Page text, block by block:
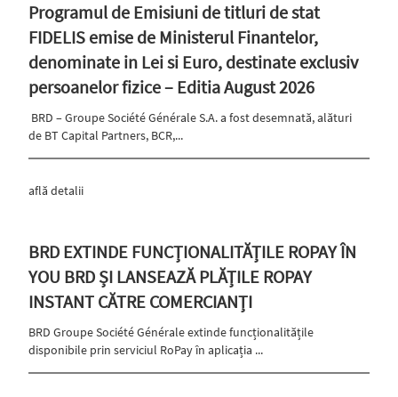
Programul de Emisiuni de titluri de stat
FIDELIS emise de Ministerul Finantelor,
denominate in Lei si Euro, destinate exclusiv
persoanelor fizice – Editia August 2026
BRD – Groupe Société Générale S.A. a fost desemnată, alături
de BT Capital Partners, BCR,...
află detalii
BRD EXTINDE FUNCȚIONALITĂȚILE ROPAY ÎN
YOU BRD ȘI LANSEAZĂ PLĂȚILE ROPAY
INSTANT CĂTRE COMERCIANȚI
BRD Groupe Société Générale extinde funcționalitățile
disponibile prin serviciul RoPay în aplicația ...